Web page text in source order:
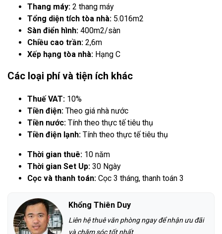
Thang máy: 2 thang máy
Tổng diện tích tòa nhà: 5.016m2
Sàn điển hình: 400m2/sàn
Chiều cao trần: 2,6m
Xếp hạng tòa nhà: Hạng C
Các loại phí và tiện ích khác
Thuế VAT: 10%
Tiền điện: Theo giá nhà nước
Tiền nước: Tính theo thực tế tiêu thụ
Tiền điện lạnh: Tính theo thực tế tiêu thụ
Thời gian thuê: 10 năm
Thời gian Set Up: 30 Ngày
Cọc và thanh toán: Cọc 3 tháng, thanh toán 3
Khổng Thiên Duy
Liên hệ thuê văn phòng ngay để nhận ưu đãi
và chăm sóc tốt nhất